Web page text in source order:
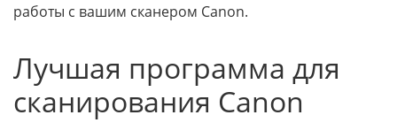
работы с вашим сканером Canon.
Лучшая программа для
сканирования Canon